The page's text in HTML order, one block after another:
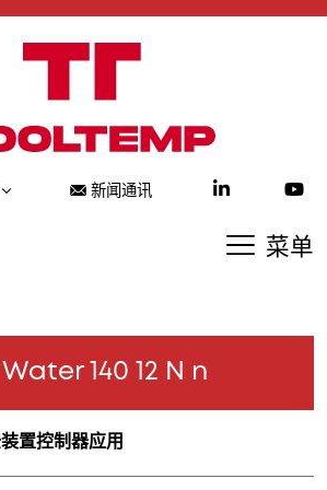
新闻通讯
菜单
140 12 N n
置控制器应用